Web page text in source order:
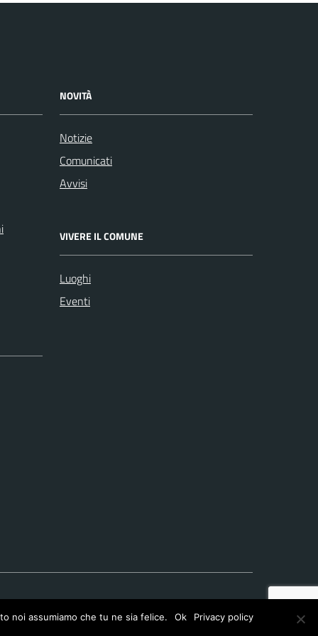
NOVITÀ
Notizie
Comunicati
Avvisi
VIVERE IL COMUNE
Luoghi
Eventi
noi assumiamo che tu ne sia felice. Ok Privacy policy